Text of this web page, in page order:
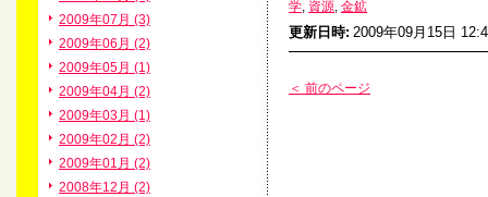
2009年07月 (3)
2009年06月 (2)
2009年05月 (1)
2009年04月 (2)
2009年03月 (1)
2009年02月 (2)
2009年01月 (2)
2008年12月 (2)
学, 資源, 金鉱
更新日時: 2009年09月15日
＜ 前のページ